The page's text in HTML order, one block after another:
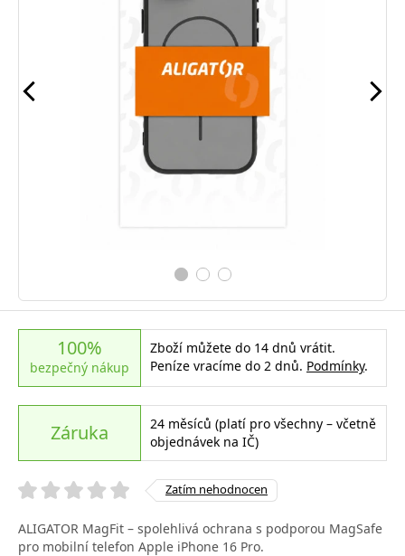
100%
bezpečný nákup
Zboží můžete do 14 dnů vrátit.
Peníze vracíme do 2 dnů. Podmínky.
Záruka
24 měsíců (platí pro všechny – včetně
objednávek na IČ)
Zatím nehodnocen
ALIGATOR MagFit – spolehlivá ochrana s podporou MagSafe
pro mobilní telefon Apple iPhone 16 Pro.